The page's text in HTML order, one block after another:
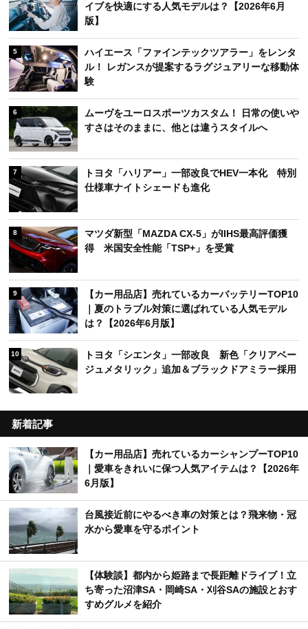
イブを快適にする人気モデルは？【2026年6月
版】
5
ハイエース「ファインテックツアラー」をレンタ
ル！ レガンスが提案するラグジュアリーな移動体
験
6
ムーヴをユーロスポーツカスタム！ 日常の使いや
すさはそのままに、他とは違うスタイルへ
7
トヨタ「ハリアー」一部改良でHEV一本化 特別
仕様車ナイトシェードも進化
8
マツダ新型「MAZDA CX-5」がIIHS最高評価獲
得 米国安全性能「TSP+」を受賞
9
【カー用品店】売れているカーバッテリーTOP10
｜夏のトラブル対策に選ばれている人気モデル
は？【2026年6月版】
10
トヨタ「シエンタ」一部改良 新色「クリアベー
ジュメタリック」追加＆ブラックドアミラー採用
新着記事
【カー用品店】売れているカーシャンプーTOP10
｜愛車をきれいに保つ人気アイテムは？【2026年
6月版】
台風接近前にやるべき車の対策とは？飛来物・冠
水から愛車を守るポイント
【体験談】都内から姫路まで長距離ドライブ！立
ち寄った沼津SA・岡崎SA・刈谷SAの施設とおす
すめグルメを紹介